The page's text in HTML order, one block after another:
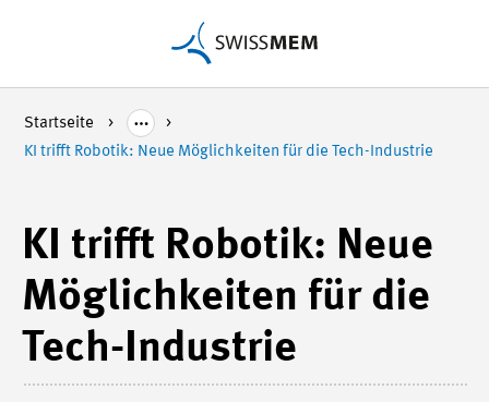
Startseite
KI trifft Robotik: Neue Möglichkeiten für die Tech-Industrie
KI trifft Robotik: Neue
Möglichkeiten für die
Tech-Industrie